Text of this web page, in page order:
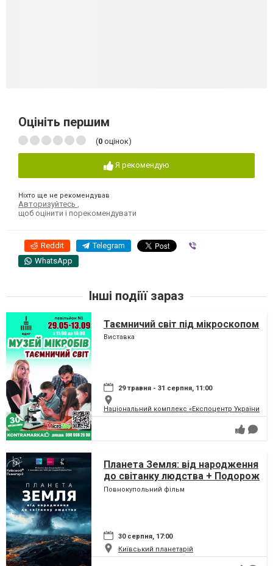
Оцініть першим
(0 оцінок)
Я рекомендую
Ніхто ще не рекомендував
Авторизуйтесь
щоб оцінити і порекомендувати
Reddit Telegram
WhatsApp
Інші подіїї зараз
Таємничий світ під мікроскопом
Виставка
29 травня - 31 серпня, 11:00
Національний комплекс «Експоцентр України»
Планета Земля: від народження
до світанку людства + Подорож
сузір'ями (класична програма)
Повнокупольний фільм
30 серпня, 17:00
Київський планетарій